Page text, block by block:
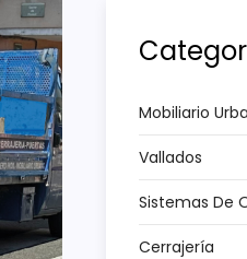
Mobiliario
Vallados
Sistemas De
Cerrajería